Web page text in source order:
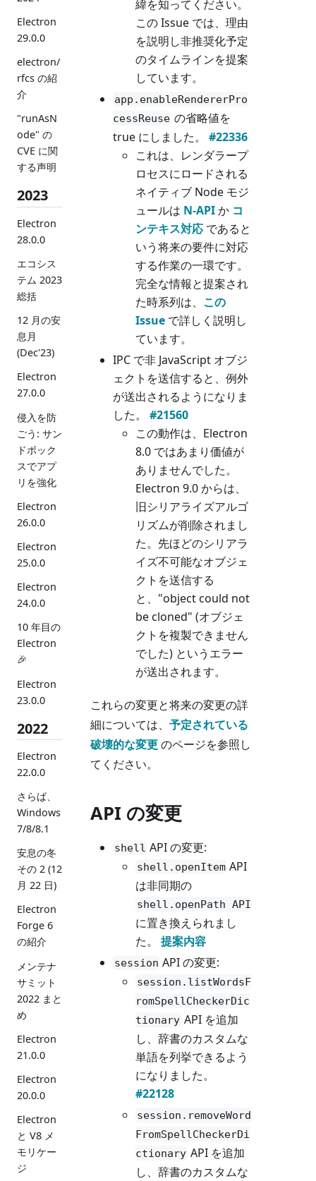
Electron
29.0.0
electron/
rfcs の紹
介
"runAsN
ode" の
CVE に関
する声明
2023
Electron
28.0.0
エコシス
テム 2023
総括
12 月の安
息月
(Dec'23)
Electron
27.0.0
侵入を防
ごう: サン
ドボック
スでアプ
リを強化
Electron
26.0.0
Electron
25.0.0
Electron
24.0.0
10 年目の
Electron
🎉
Electron
23.0.0
2022
Electron
22.0.0
さらば、
Windows
7/8/8.1
安息の冬
その 2 (12
月 22 日)
Electron
Forge 6
の紹介
メンテナ
サミット
2022 まと
め
Electron
21.0.0
Electron
20.0.0
Electron
と V8 メ
モリケー
ジ
緯を知ってください。
この Issue では、理由
を説明し非推奨化予定
のタイムラインを提案
しています。
app.enableRendererPro
cessReuse の省略値を
true にしました。 #22336
これは、レンダラープ
ロセスにロードされる
ネイティブ Node モジ
ュールは N-APIか コ
ンテキス対応 であると
いう将来の要件に対応
する作業の一環です。
完全な情報と提案され
た時系列は、 この
Issue で詳しく説明し
ています。
IPC で非 JavaScript オブジ
ェクトを送信すると、例外
が送出されるようになりま
した。 #21560
この動作は、Electron
8.0 ではあまり価値が
ありませんでした。
Electron 9.0 からは、
旧シリアライズアルゴ
リズムが削除されまし
た。先ほどのシリアラ
イズ不可能なオブジェ
クトを送信する
と、"object could not
be cloned" (オブジェ
クトを複製できません
でした) というエラー
が送出されます。
これらの変更と将来の変更の詳
細については、 予定されている
破壊的な変更のページを参照し
てください。
API の変更
shell API の変更:
shell.openItem API
は非同期の
shell.openPath API
に置き換えられまし
た。 提案内容
session API の変更:
session.listWordsF
romSpellCheckerDic
tionary API を追加
し、辞書のカスタムな
単語を列挙できるよう
になりました。
#22128
session.removeWord
FromSpellCheckerDi
ctionary API を追加
し、辞書のカスタムな